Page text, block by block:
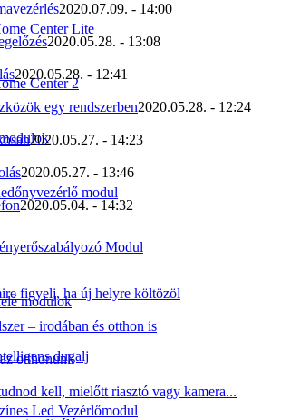
Center Lite
Center 2
modul
Modul
modulok
dugalj
Led Vezérlőmodul
2020.07.09. - 14:00
2020.05.28. - 13:08
2020.05.28. - 12:41
egy rendszerben2020.05.28. - 12:24
2020.05.27. - 14:23
2020.05.27. - 13:46
2020.05.04. - 14:32
figyelj, ha új helyre költözöl
– irodában és otthon is
otthonunk
kell, mielőtt riasztó vagy kamera...